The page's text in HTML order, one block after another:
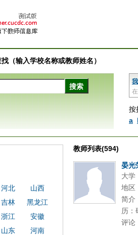
（输入学校名称或教师姓名）
按
a
教师列表(594)
晏光
大学
地区
简介
历：
评论
河北
山西
吉林
黑龙江
浙江
安徽
山东
河南